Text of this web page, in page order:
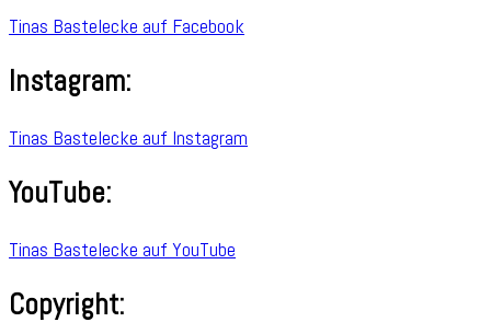
Tinas Bastelecke auf Facebook
Instagram:
Tinas Bastelecke auf Instagram
YouTube:
Tinas Bastelecke auf YouTube
Copyright: